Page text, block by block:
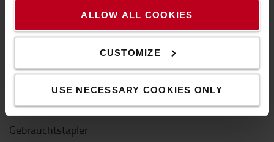
ALLOW ALL COOKIES
CUSTOMIZE
USE NECESSARY COOKIES ONLY
Gabelstapler
Mietstapler
Gebrauchtstapler